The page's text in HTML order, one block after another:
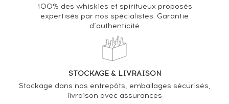
Design Suntory
VARIATION DE LA COTE
100% des whiskies et spiritueux proposés
expertisés par nos spécialistes. Garantie
d’authenticité
STOCKAGE & LIVRAISON
Stockage dans nos entrepôts, emballages sécurisés,
livraison avec assurances